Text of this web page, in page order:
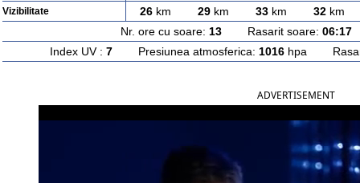
Vizibilitate 26km 29km 33km 32km
Nr. ore cu soare: 13Rasarit soare: 06:17
Index UV : 7Presiunea atmosferica: 1016hpa
ADVERTISEMENT